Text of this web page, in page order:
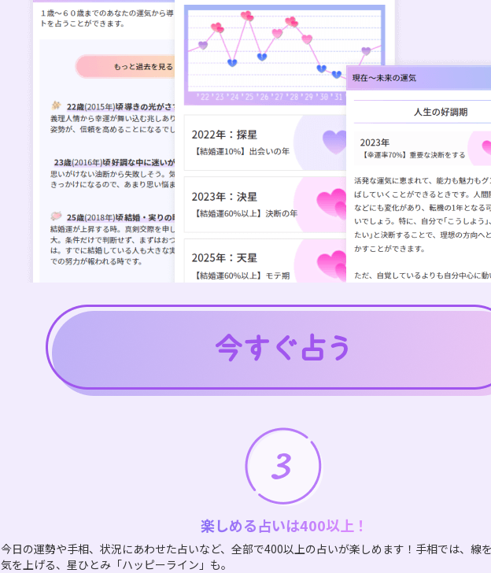
楽しめる占いは400以上！
今日の運勢や手相、状況にあわせた占いなど、全部で400以上の占いが楽しめます！手相では、線
気を上げる、星ひとみ「ハッピーライン」も。